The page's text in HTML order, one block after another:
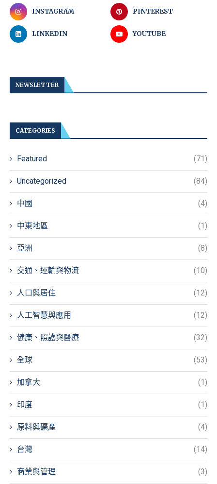
INSTAGRAM PINTEREST
LINKEDIN YOUTUBE
NEWSLETTER
CATEGORIES
Featured (71)
Uncategorized (84)
中國 (4)
中東地區 (1)
亞洲 (8)
交通、運輸與物流 (10)
人口與居住 (12)
人工智慧與應用 (12)
健康、照護與醫療 (32)
全球 (53)
加拿大 (1)
印度 (1)
原料與礦產 (4)
台灣 (14)
商業與管理 (3)